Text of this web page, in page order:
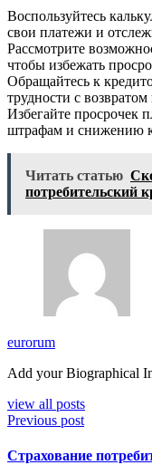
Воспользуйтесь
свои платежи и
Рассмотрите
чтобы избежать
Обращайтесь к
трудности с
Избегайте просрочек
штрафам и снижению
Читать статью
потребительский
eurorum
Add your Biographical
view all posts
Previous post
Страхование